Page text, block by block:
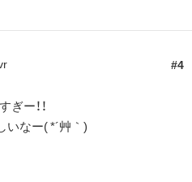
4
ー！！
なー( *´艸｀)